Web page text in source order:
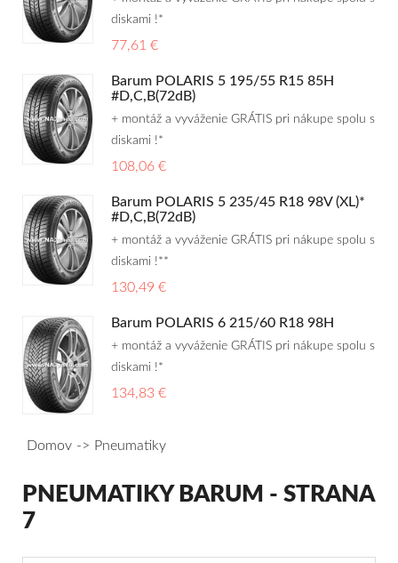
diskami !*
77,61 €
Barum POLARIS 5 195/55 R15 85H
#D,C,B(72dB)
+ montáž a vyváženie GRÁTIS pri nákupe spolu s
diskami !*
108,06 €
Barum POLARIS 5 235/45 R18 98V (XL)*
#D,C,B(72dB)
+ montáž a vyváženie GRÁTIS pri nákupe spolu s
diskami !**
130,49 €
Barum POLARIS 6 215/60 R18 98H
+ montáž a vyváženie GRÁTIS pri nákupe spolu s
diskami !*
134,83 €
Domov Pneumatiky
PNEUMATIKY BARUM - STRANA
7